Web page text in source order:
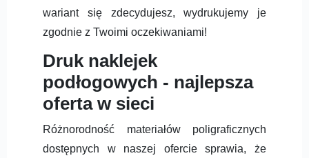
wariant się zdecydujesz, wydrukujemy je
zgodnie z Twoimi oczekiwaniami!
Druk naklejek
podłogowych - najlepsza
oferta w sieci
Różnorodność materiałów poligraficznych
dostępnych w naszej ofercie sprawia, że